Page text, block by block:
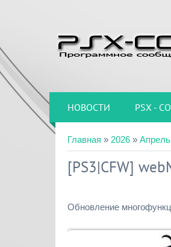
НОВОСТИ PSX -
Главная » 2026 » Апрель
[PS3|CFW]
Обновление